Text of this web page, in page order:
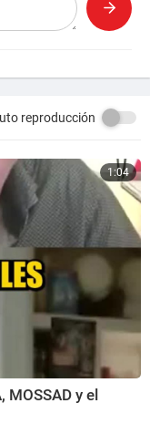
en Smolensk (a
reproducción
1:04
MOSSAD y el